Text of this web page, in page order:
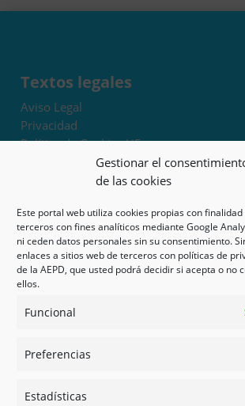
Gestionar el
de las cookies
Este portal web utiliza cookies propias con
terceros con fines analíticos mediante Google
ni ceden datos personales sin su consentimiento.
enlaces a sitios web de terceros con políticas de
de la AEPD, que usted podrá decidir si acepta o no
ellos.
Funcional
Preferencias
Estadísticas
Textos legales
Aviso Legal
Privacidad
Política de Cookies UE
Términos y condiciones
Exoneración de responsabilidad
Mapa del sitio
Mi cuenta
Tienda
Psicología en Murcia
Guías
Redes sociales
Instagram